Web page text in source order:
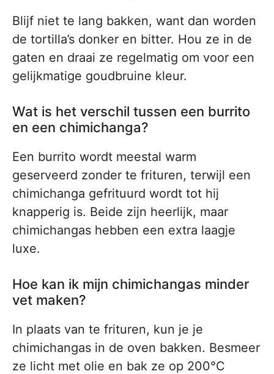
Blijf niet te lang bakken, want dan worden
de tortilla’s donker en bitter. Hou ze in de
gaten en draai ze regelmatig om voor een
gelijkmatige goudbruine kleur.
Wat is het verschil tussen een burrito
en een chimichanga?
Een burrito wordt meestal warm
geserveerd zonder te frituren, terwijl een
chimichanga gefrituurd wordt tot hij
knapperig is. Beide zijn heerlijk, maar
chimichangas hebben een extra laagje
luxe.
Hoe kan ik mijn chimichangas minder
vet maken?
In plaats van te frituren, kun je je
chimichangas in de oven bakken. Besmeer
ze licht met olie en bak ze op 200°C